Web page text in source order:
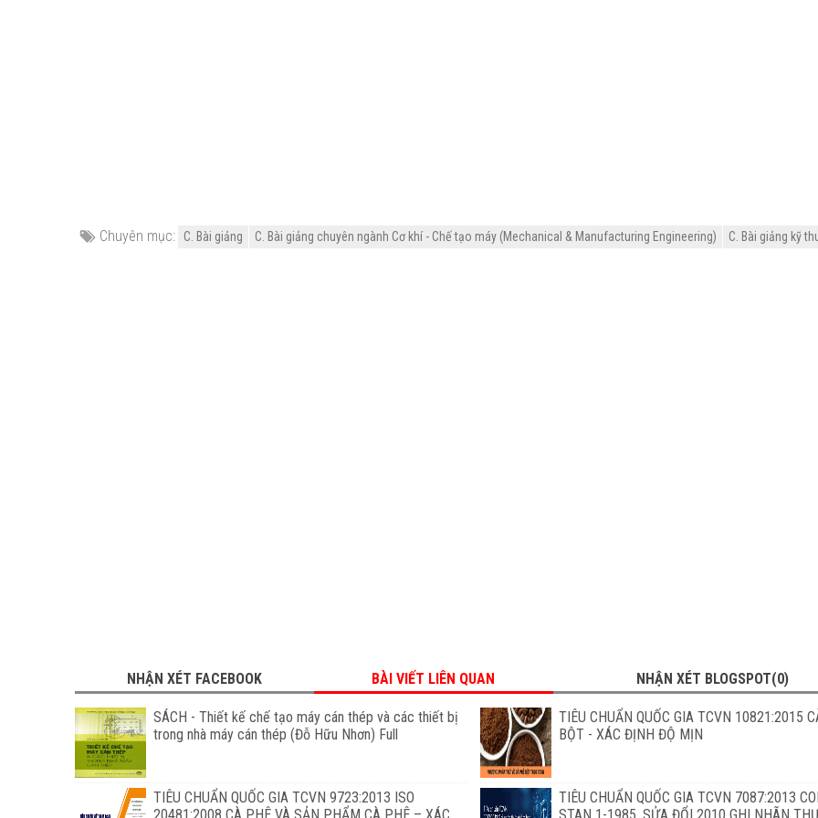
Chuyên mục: C. Bài giảng C. Bài giảng chuyên ngành Cơ khí - Chế tạo máy (Mechanical & Manufacturing Engineering) C. Bài giảng kỹ
NHẬN XÉT FACEBOOK BÀI VIẾT LIÊN QUAN NHẬN XÉT BLOGSPOT(0)
SÁCH - Thiết kế chế tạo máy cán thép và các thiết bị
trong nhà máy cán thép (Đỗ Hữu Nhơn) Full
TIÊU CHUẨN QUỐC GIA TCVN 10821:2015
BỘT - XÁC ĐỊNH ĐỘ MỊN
TIÊU CHUẨN QUỐC GIA TCVN 9723:2013 ISO
TIÊU CHUẨN QUỐC GIA TCVN 7087:2013